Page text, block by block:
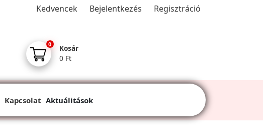
Kedvencek Bejelentkezés Regisztráció
0
Kosár
0 Ft
Kapcsolat Aktuálitások